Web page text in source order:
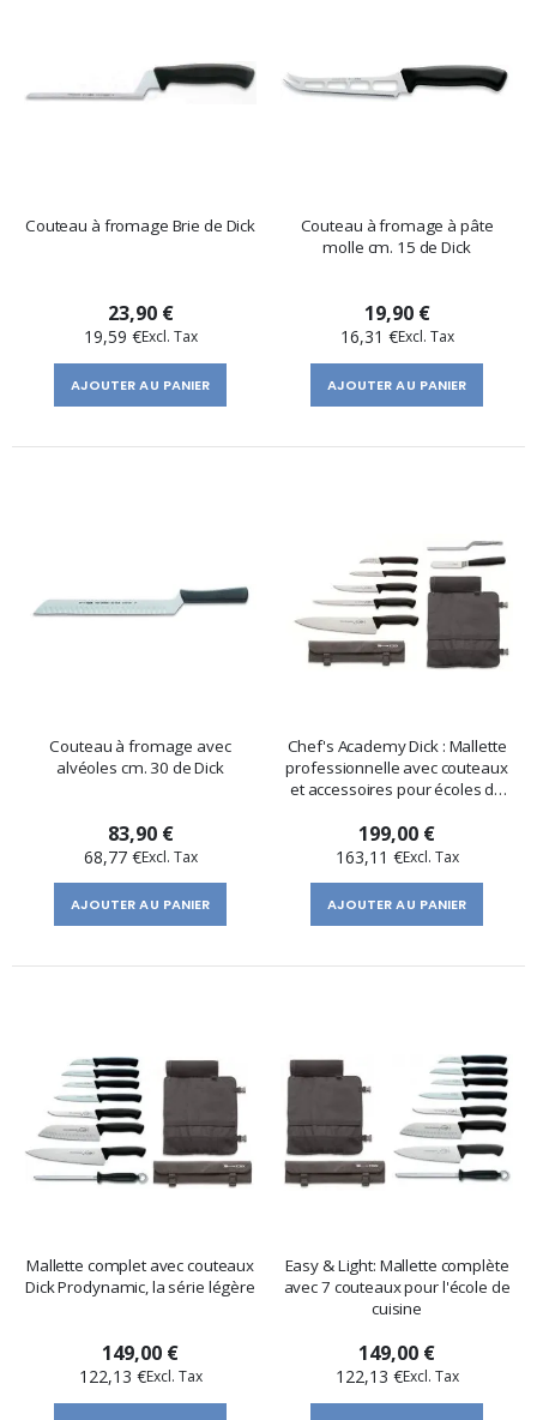
Couteau à fromage Brie de Dick
23,90 €
19,59 €
AJOUTER AU PANIER
Couteau à fromage à pâte
molle cm. 15 de Dick
19,90 €
16,31 €
AJOUTER AU PANIER
Couteau à fromage avec
alvéoles cm. 30 de Dick
83,90 €
68,77 €
AJOUTER AU PANIER
Chef's Academy Dick : Mallette
professionnelle avec couteaux
et accessoires pour écoles de
199,00 €
163,11 €
AJOUTER AU PANIER
Mallette complet avec couteaux
Dick Prodynamic, la série légère
149,00 €
122,13 €
Easy & Light: Mallette complète
avec 7 couteaux pour l'école de
cuisine
149,00 €
122,13 €